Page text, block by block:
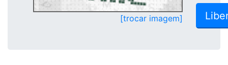
[trocar imagem]